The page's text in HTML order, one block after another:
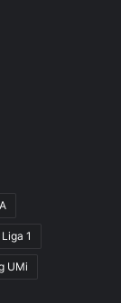
Liga 1
UMi